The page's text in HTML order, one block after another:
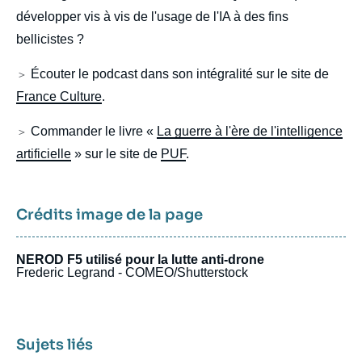
développer vis à vis de l'usage de l'IA à des fins
bellicistes ?
＞ Écouter le podcast dans son intégralité sur le site de
France Culture.
＞ Commander le livre « La guerre à l'ère de l'intelligence
artificielle » sur le site de PUF.
Crédits image de la page
NEROD F5 utilisé pour la lutte anti-drone
Frederic Legrand - COMEO/Shutterstock
Sujets liés